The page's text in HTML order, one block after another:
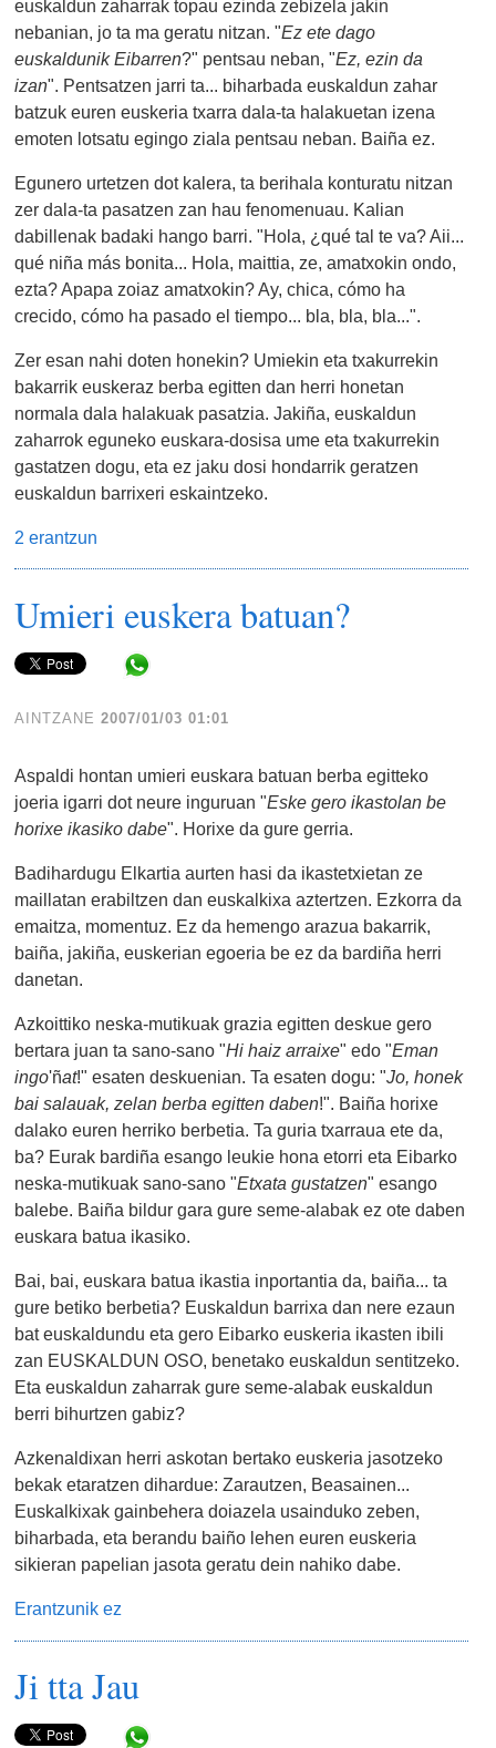
euskaldun zaharrak topau ezinda zebizela jakin
nebanian, jo ta ma geratu nitzan. "Ez ete dago
euskaldunik Eibarren?" pentsau neban, "Ez, ezin da
izan". Pentsatzen jarri ta... biharbada euskaldun zahar
batzuk euren euskeria txarra dala-ta halakuetan izena
emoten lotsatu egingo ziala pentsau neban. Baiña ez.
Egunero urtetzen dot kalera, ta berihala konturatu nitzan
zer dala-ta pasatzen zan hau fenomenuau. Kalian
dabillenak badaki hango barri. "Hola, ¿qué tal te va? Aii...
qué niña más bonita... Hola, maittia, ze, amatxokin ondo,
ezta? Apapa zoiaz amatxokin? Ay, chica, cómo ha
crecido, cómo ha pasado el tiempo... bla, bla, bla...".
Zer esan nahi doten honekin? Umiekin eta txakurrekin
bakarrik euskeraz berba egitten dan herri honetan
normala dala halakuak pasatzia. Jakiña, euskaldun
zaharrok eguneko euskara-dosisa ume eta txakurrekin
gastatzen dogu, eta ez jaku dosi hondarrik geratzen
euskaldun barrixeri eskaintzeko.
2 erantzun
Umieri euskera batuan?
AINTZANE 2007/01/03 01:01
Aspaldi hontan umieri euskara batuan berba egitteko
joeria igarri dot neure inguruan "Eske gero ikastolan be
horixe ikasiko dabe". Horixe da gure gerria.
Badihardugu Elkartia aurten hasi da ikastetxietan ze
maillatan erabiltzen dan euskalkixa aztertzen. Ezkorra da
emaitza, momentuz. Ez da hemengo arazua bakarrik,
baiña, jakiña, euskerian egoeria be ez da bardiña herri
danetan.
Azkoittiko neska-mutikuak grazia egitten deskue gero
bertara juan ta sano-sano "Hi haiz arraixe" edo "Eman
ingo'ñat!" esaten deskuenian. Ta esaten dogu: "Jo, honek
bai salauak, zelan berba egitten daben!". Baiña horixe
dalako euren herriko berbetia. Ta guria txarraua ete da,
ba? Eurak bardiña esango leukie hona etorri eta Eibarko
neska-mutikuak sano-sano "Etxata gustatzen" esango
balebe. Baiña bildur gara gure seme-alabak ez ote daben
euskara batua ikasiko.
Bai, bai, euskara batua ikastia inportantia da, baiña... ta
gure betiko berbetia? Euskaldun barrixa dan nere ezaun
bat euskaldundu eta gero Eibarko euskeria ikasten ibili
zan EUSKALDUN OSO, benetako euskaldun sentitzeko.
Eta euskaldun zaharrak gure seme-alabak euskaldun
berri bihurtzen gabiz?
Azkenaldixan herri askotan bertako euskeria jasotzeko
bekak etaratzen dihardue: Zarautzen, Beasainen...
Euskalkixak gainbehera doiazela usainduko zeben,
biharbada, eta berandu baiño lehen euren euskeria
sikieran papelian jasota geratu dein nahiko dabe.
Erantzunik ez
Ji tta Jau